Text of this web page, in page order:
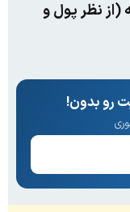
نظر پول و
رو بدون!